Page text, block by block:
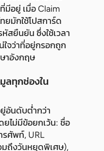
มีอยู่ เมื่อ Claim
ยมักใช้โปสการ์ด
สยืนยัน ซึ่งใช้เวลา
ใจว่าที่อยู่กรอกถูก
าอังกฤษ
ลทุกช่องใน
อันดับต่ำกว่า
ไม่มีข้อยกเว้น: ชื่อ
รศัพท์, URL
วมถึงวันหยุดพิเศษ),